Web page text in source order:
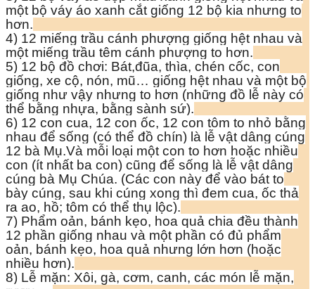
một bộ váy áo xanh cắt giống 12 bộ kia nhưng to
hơn.
4) 12 miếng trầu cánh phượng giống hệt nhau và
một miếng trầu têm cánh phượng to hơn.
5) 12 bộ đồ chơi: Bát,đũa, thìa, chén cốc, con
giống, xe cộ, nón, mũ… giống hệt nhau và một bộ
giống như vậy nhưng to hơn (những đồ lễ này có
thể bằng nhựa, bằng sành sứ).
6) 12 con cua, 12 con ốc, 12 con tôm to nhỏ bằng
nhau để sống (có thể đồ chín) là lễ vật dâng cúng
12 bà Mụ.Và mỗi loại một con to hơn hoặc nhiều
con (ít nhất ba con) cũng để sống là lễ vật dâng
cúng bà Mụ Chúa. (Các con này để vào bát to
bày cúng, sau khi cúng xong thì đem cua, ốc thả
ra ao, hồ; tôm có thể thụ lộc).
7) Phẩm oản, bánh kẹo, hoa quả chia đều thành
12 phần giống nhau và một phần có đủ phẩm
oản, bánh kẹo, hoa quả nhưng lớn hơn (hoặc
nhiều hơn).
8) Lễ mặn: Xôi, gà, cơm, canh, các món lễ mặn,